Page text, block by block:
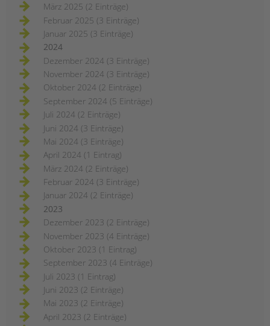
März 2025 (2 Einträge)
Februar 2025 (3 Einträge)
Januar 2025 (3 Einträge)
2024
Dezember 2024 (3 Einträge)
November 2024 (3 Einträge)
Oktober 2024 (2 Einträge)
September 2024 (5 Einträge)
Juli 2024 (2 Einträge)
Juni 2024 (3 Einträge)
Mai 2024 (3 Einträge)
April 2024 (1 Eintrag)
März 2024 (2 Einträge)
Februar 2024 (3 Einträge)
Januar 2024 (2 Einträge)
2023
Dezember 2023 (2 Einträge)
November 2023 (4 Einträge)
Oktober 2023 (1 Eintrag)
September 2023 (4 Einträge)
Juli 2023 (1 Eintrag)
Juni 2023 (2 Einträge)
Mai 2023 (2 Einträge)
April 2023 (2 Einträge)